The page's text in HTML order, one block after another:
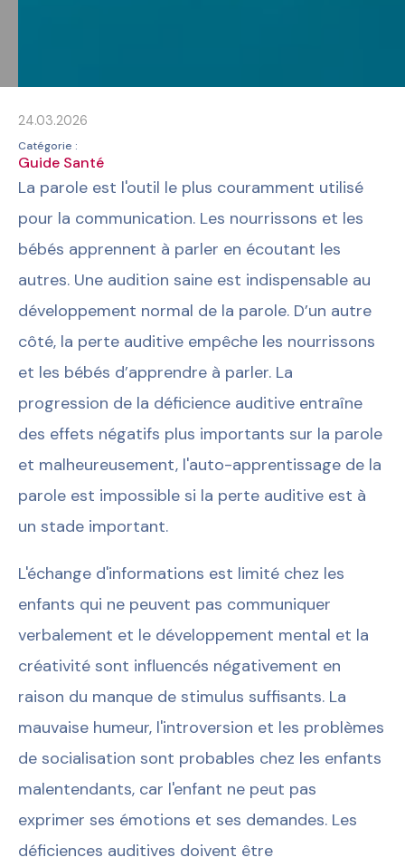
24.03.2026
Catégorie :
Guide Santé
La parole est l'outil le plus couramment utilisé
pour la communication. Les nourrissons et les
bébés apprennent à parler en écoutant les
autres. Une audition saine est indispensable au
développement normal de la parole. D’un autre
côté, la perte auditive empêche les nourrissons
et les bébés d’apprendre à parler. La
progression de la déficience auditive entraîne
des effets négatifs plus importants sur la parole
et malheureusement, l'auto-apprentissage de la
parole est impossible si la perte auditive est à
un stade important.
L'échange d'informations est limité chez les
enfants qui ne peuvent pas communiquer
verbalement et le développement mental et la
créativité sont influencés négativement en
raison du manque de stimulus suffisants. La
mauvaise humeur, l'introversion et les problèmes
de socialisation sont probables chez les enfants
malentendants, car l'enfant ne peut pas
exprimer ses émotions et ses demandes. Les
déficiences auditives doivent être